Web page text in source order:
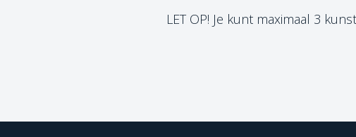
LET OP! Je kunt maximaal 3